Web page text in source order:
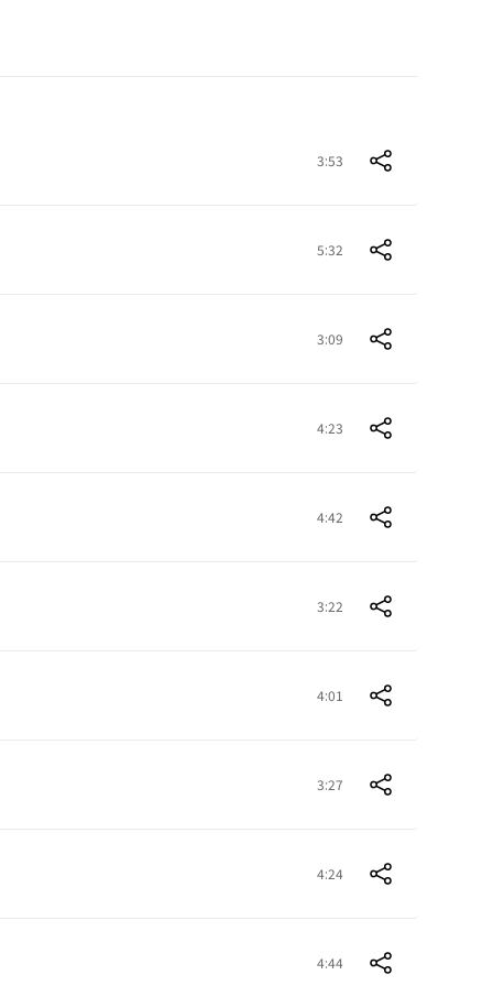
3:53
5:32
3:09
4:23
4:42
3:22
4:01
3:27
4:24
4:44